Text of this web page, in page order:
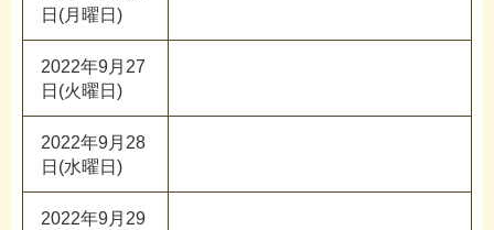
日(月曜日)
2022年9月27
日(火曜日)
2022年9月28
日(水曜日)
2022年9月29